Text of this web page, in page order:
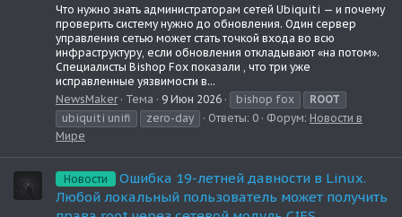
Что нужно знать администраторам сетей Ubiquiti — и почему
проверить систему нужно до обновления. Один сервер
управления сетью может стать точкой входа во всю
инфраструктуру, если обновления откладывают «на потом».
Специалисты Bishop Fox показали , что три уже
исправленные уязвимости в...
NewsMaker
Тема 9 Июн 2026 bishop fox
ROOT
ubiquiti unifi
zero-day Ответы: 0 Форум: Новости в
Мире
Новости
Ошибка 19-летней давности в Linux.
Любой локальный пользователь может получить